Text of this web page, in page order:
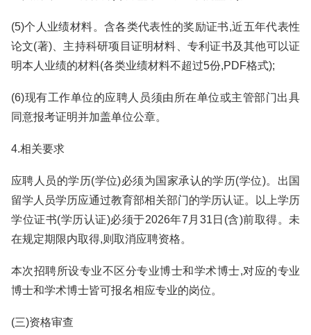
(5)个人业绩材料。含各类代表性的奖励证书,近五年代表性
论文(著)、主持科研项目证明材料、专利证书及其他可以证
明本人业绩的材料(各类业绩材料不超过5份,PDF格式);
(6)现有工作单位的应聘人员须由所在单位或主管部门出具
同意报考证明并加盖单位公章。
4.相关要求
应聘人员的学历(学位)必须为国家承认的学历(学位)。出国
留学人员学历应通过教育部相关部门的学历认证。以上学历
学位证书(学历认证)必须于2026年7月31日(含)前取得。未
在规定期限内取得,则取消应聘资格。
本次招聘所设专业不区分专业博士和学术博士,对应的专业
博士和学术博士皆可报名相应专业的岗位。
(三)资格审查